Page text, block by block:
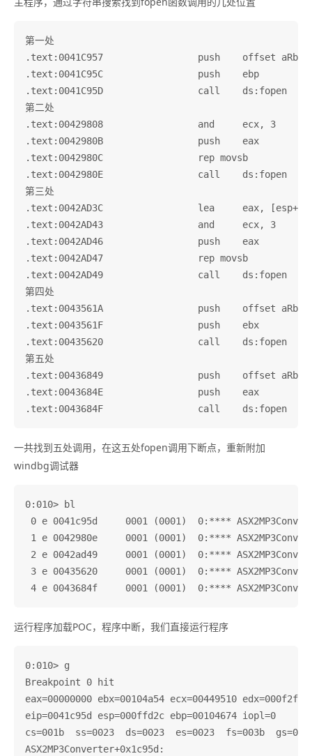
第一处
.text:0041C957                 push    offset
.text:0041C95C                 push    ebp
.text:0041C95D                 call    ds:fopen
第二处
.text:00429808                 and     ecx, 3
.text:0042980B                 push    eax
.text:0042980C                 rep movsb
.text:0042980E                 call    ds:fopen
第三处
.text:0042AD3C                 lea     eax,
.text:0042AD43                 and     ecx, 3
.text:0042AD46                 push    eax
.text:0042AD47                 rep movsb
.text:0042AD49                 call    ds:fopen
第四处
.text:0043561A                 push    offset aRb
.text:0043561F                 push    ebx
.text:00435620                 call    ds:fopen
第五处
.text:00436849                 push    offset aRb
.text:0043684E                 push    eax
一共找到五处调用，在这五处fopen调用下断点，重新附加
windbg调试器
0:010> bl
0 e 0041c95d     0001 (0001)  0:****
1 e 0042980e     0001 (0001)  0:****
2 e 0042ad49     0001 (0001)  0:****
3 e 00435620     0001 (0001)  0:****
运行程序加载POC，程序中断，我们直接运行程序
0:010> g
Breakpoint 0 hit
eax=00000000 ebx=00104a54 ecx=00449510
eip=0041c95d esp=000ffd2c ebp=00104674 iopl=0
cs=001b  ss=0023  ds=0023  es=0023  fs=003b
ASX2MP3Converter+0x1c95d: